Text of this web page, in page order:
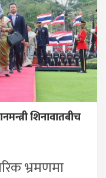
शिनावातबीच
भ्रमणमा